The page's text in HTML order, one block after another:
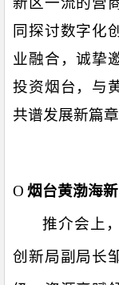
同探讨数字化
业融合，诚挚
投资烟台，与
共谱发展新篇章
O 烟台黄渤海新
推介会上
创新局副局长